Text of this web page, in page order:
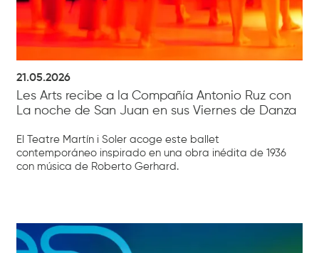
21.05.2026
Les Arts recibe a la Compañía Antonio Ruz con
La noche de San Juan en sus Viernes de Danza
El Teatre Martín i Soler acoge este ballet
contemporáneo inspirado en una obra inédita de 1936
con música de Roberto Gerhard.